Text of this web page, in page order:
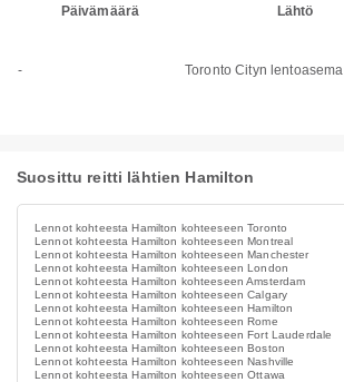
Päivämäärä Lähtö
- Toronto Cityn lentoasema
Suosittu reitti lähtien Hamilton
Lennot kohteesta Hamilton kohteeseen Toronto
Lennot kohteesta Hamilton kohteeseen Montreal
Lennot kohteesta Hamilton kohteeseen Manchester
Lennot kohteesta Hamilton kohteeseen London
Lennot kohteesta Hamilton kohteeseen Amsterdam
Lennot kohteesta Hamilton kohteeseen Calgary
Lennot kohteesta Hamilton kohteeseen Hamilton
Lennot kohteesta Hamilton kohteeseen Rome
Lennot kohteesta Hamilton kohteeseen Fort Lauderdale
Lennot kohteesta Hamilton kohteeseen Boston
Lennot kohteesta Hamilton kohteeseen Nashville
Lennot kohteesta Hamilton kohteeseen Ottawa